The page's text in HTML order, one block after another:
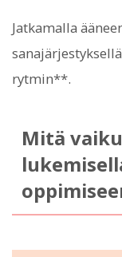
Jatkamalla
rytmin**.
Mitä